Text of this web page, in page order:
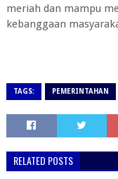
meriah dan mampu
kebanggaan
TAGS: PEMERINTAHAN
RELATED POSTS